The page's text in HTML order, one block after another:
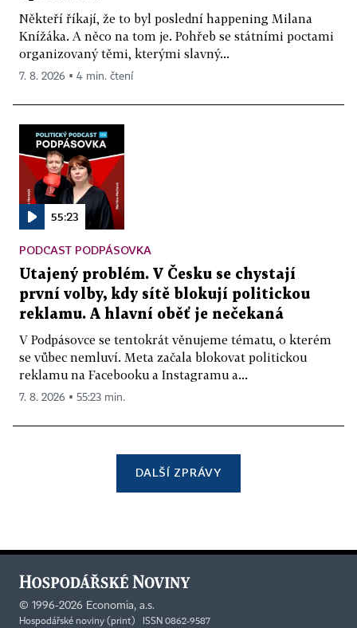
Někteří říkají, že to byl poslední happening Milana
Knížáka. A něco na tom je. Pohřeb se státními poctami
organizovaný těmi, kterými slavný...
7. 8. 2026 ▪ 4 min. čtení
55:23
PODCAST PODPÁSOVKA
Utajený problém. V Česku se chystají
první volby, kdy sítě blokují politickou
reklamu. A hlavní oběť je nečekaná
V Podpásovce se tentokrát věnujeme tématu, o kterém
se vůbec nemluví. Meta začala blokovat politickou
reklamu na Facebooku a Instagramu a...
7. 8. 2026 ▪ 55:23 min.
DALŠÍ ZPRÁVY
© 1996-2026 Economia, a.s.
Hospodářské noviny (print) ISSN 0862-9587